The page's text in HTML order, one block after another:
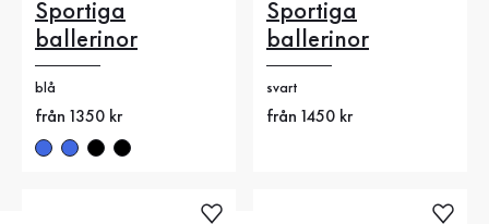
Sportiga
ballerinor
blå
Nytt pris
från 1350 kr
Sportiga
ballerinor
svart
Nytt pris
från 1450 kr